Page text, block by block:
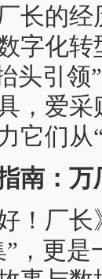
的经
字化
头引
，爱
它们从
南：万
厂长
”，更